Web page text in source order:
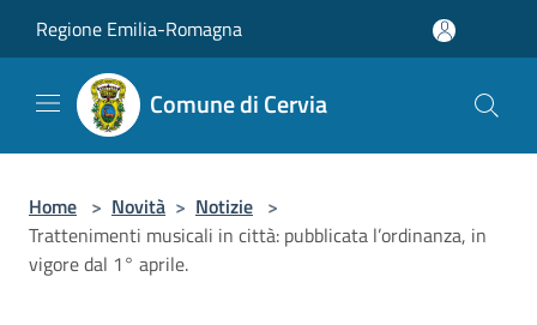
Regione Emilia-Romagna
Comune di Cervia
Home > Novità > Notizie >
Trattenimenti musicali in città: pubblicata l’ordinanza, in
vigore dal 1° aprile.